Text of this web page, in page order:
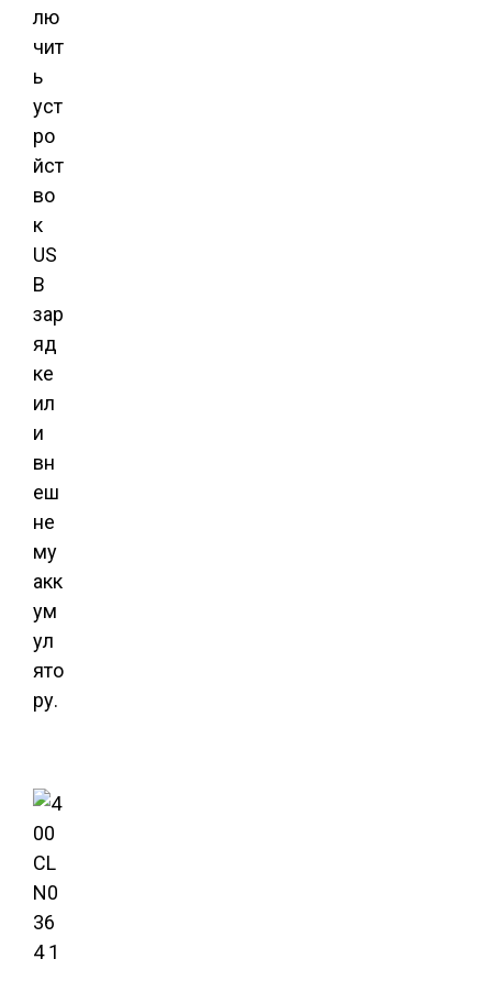
лю
чит
ь
уст
ро
йст
во
к
US
B
зар
яд
ке
ил
и
вн
еш
не
му
акк
ум
ул
ято
ру.